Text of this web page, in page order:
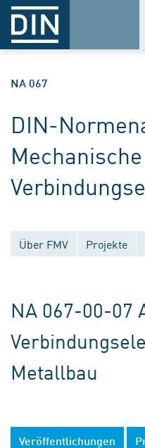
NA 067
DIN-
Mechanische
Über FMV Projekte
NA 067-00-07
Metallbau
Veröffentlichungen